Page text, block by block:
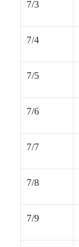
7/3
7/4
7/5
7/6
7/7
7/8
7/9